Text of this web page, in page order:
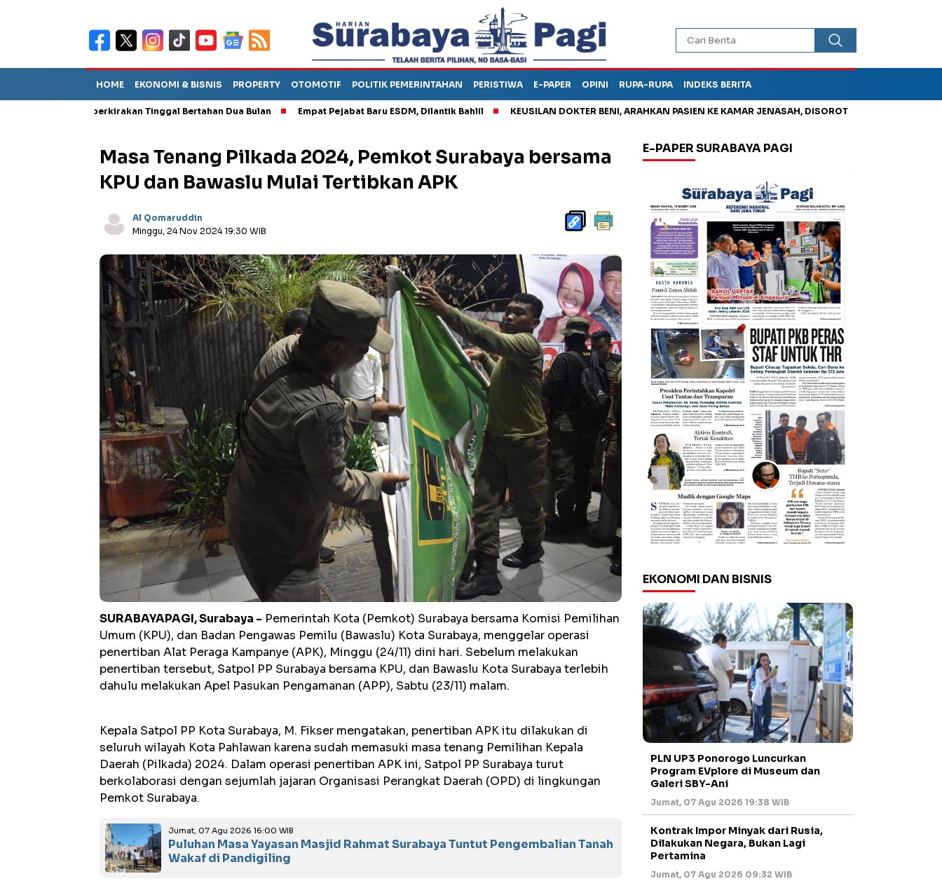
HOME EKONOMI & BISNIS PROPERTY OTOMOTIF POLITIK PEMERINTAHAN PERISTIWA E-PAPER OPINI RUPA-RUPA INDEKS BERITA
TPA Diperkirakan Tinggal Bertahan Dua Bulan Empat Pejabat Baru ESDM, Dilantik Bahlil KEUSILAN DOKTER BENI, ARAHKAN PASIEN KE KAMAR JENASAH, DISOROT Jadi Otak Mark Up
Masa Tenang Pilkada 2024, Pemkot Surabaya bersama
KPU dan Bawaslu Mulai Tertibkan APK
Al Qomaruddin
Minggu, 24 Nov 2024 19:30 WIB
SURABAYAPAGI, Surabaya - Pemerintah Kota (Pemkot) Surabaya bersama Komisi Pemilihan
Umum (KPU), dan Badan Pengawas Pemilu (Bawaslu) Kota Surabaya, menggelar operasi
penertiban Alat Peraga Kampanye (APK), Minggu (24/11) dini hari. Sebelum melakukan
penertiban tersebut, Satpol PP Surabaya bersama KPU, dan Bawaslu Kota Surabaya terlebih
dahulu melakukan Apel Pasukan Pengamanan (APP), Sabtu (23/11) malam.
Kepala Satpol PP Kota Surabaya, M. Fikser mengatakan, penertiban APK itu dilakukan di
seluruh wilayah Kota Pahlawan karena sudah memasuki masa tenang Pemilihan Kepala
Daerah (Pilkada) 2024. Dalam operasi penertiban APK ini, Satpol PP Surabaya turut
berkolaborasi dengan sejumlah jajaran Organisasi Perangkat Daerah (OPD) di lingkungan
Pemkot Surabaya.
Jumat, 07 Agu 2026 16:00 WIB
Puluhan Masa Yayasan Masjid Rahmat Surabaya Tuntut Pengembalian Tanah
Wakaf di Pandigiling
E-PAPER SURABAYA PAGI
EKONOMI DAN BISNIS
PLN UP3 Ponorogo Luncurkan
Program EVplore di Museum dan
Galeri SBY-Ani
Jumat, 07 Agu 2026 19:38 WIB
Kontrak Impor Minyak dari Rusia,
Dilakukan Negara, Bukan Lagi
Pertamina
Jumat, 07 Agu 2026 09:32 WIB